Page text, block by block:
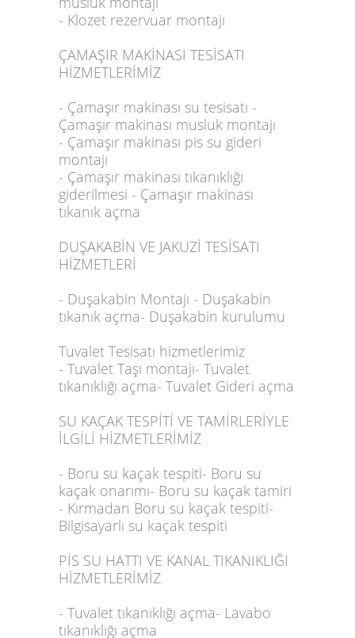
- Klozet rezervuar montajı
ÇAMAŞIR MAKİNASI TESİSATI
HİZMETLERİMİZ
- Çamaşır makinası su tesisatı -
Çamaşır makinası musluk montajı
- Çamaşır makinası pis su gideri
montajı
- Çamaşır makinası tıkanıklığı
giderilmesi - Çamaşır makinası
tıkanık açma
DUŞAKABİN VE JAKUZİ TESİSATI
HİZMETLERİ
- Duşakabin Montajı - Duşakabin
tıkanık açma- Duşakabin kurulumu
Tuvalet Tesisatı hizmetlerimiz
- Tuvalet Taşı montajı- Tuvalet
tıkanıklığı açma- Tuvalet Gideri açma
SU KAÇAK TESPİTİ VE TAMİRLERİYLE
İLGİLİ HİZMETLERİMİZ
- Boru su kaçak tespiti- Boru su
kaçak onarımı- Boru su kaçak tamiri
- Kırmadan Boru su kaçak tespiti-
Bilgisayarlı su kaçak tespiti
PİS SU HATTI VE KANAL TIKANIKLIĞI
HİZMETLERİMİZ
- Tuvalet tıkanıklığı açma- Lavabo
tıkanıklığı açma